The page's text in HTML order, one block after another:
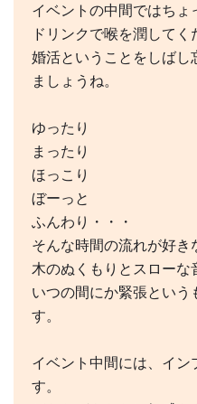
イベントの中間ではちょ
ドリンクで喉を潤してく
婚活ということをしばし
ましょうね。
ゆったり
まったり
ほっこり
ぼーっと
ふんわり・・・
そんな時間の流れが好き
木のぬくもりとスロー
いつの間にか緊張という
す。
イベント中間には、イン
す。